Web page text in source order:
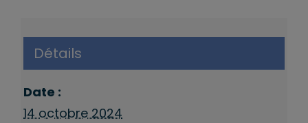
Détails
Date :
14 octobre 2024